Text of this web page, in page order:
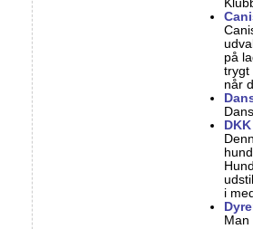
på
trygt
når
i
Man